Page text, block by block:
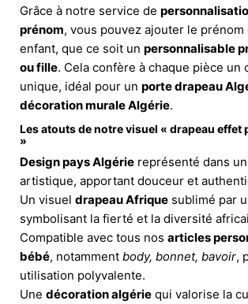
Grâce à notre service de
prénom, vous pouvez ajouter le prénom
enfant, que ce soit un personnalisable
ou fille. Cela confère à chaque pièce un
unique, idéal pour un porte drapeau
décoration murale Algérie.
Les atouts de notre visuel « drapeau effet
»
Design pays Algérie représenté dans
artistique, apportant douceur et
Un visuel drapeau Afrique sublimé par
symbolisant la fierté et la diversité
Compatible avec tous nos articles
bébé, notamment body, bonnet, bavoir,
utilisation polyvalente.
Une décoration algérie qui valorise la